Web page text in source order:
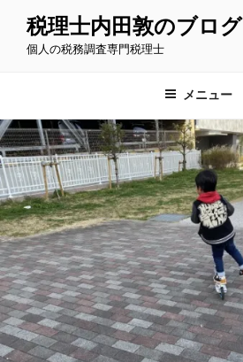
ス
キ
ッ
プ
税理士内田敦のブログ
個人の税務調査専門税理士
メニュー